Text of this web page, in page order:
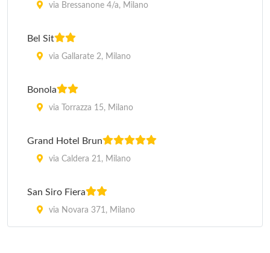
via Bressanone 4/a, Milano
Bel Sit
via Gallarate 2, Milano
Bonola
via Torrazza 15, Milano
Grand Hotel Brun
via Caldera 21, Milano
San Siro Fiera
via Novara 371, Milano